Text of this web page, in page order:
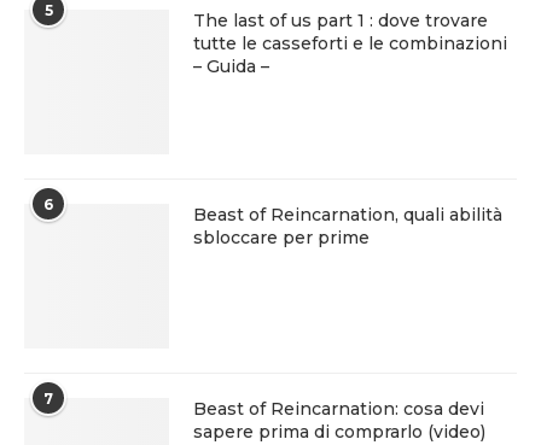
5
The last of us part 1 : dove trovare
tutte le casseforti e le combinazioni
– Guida –
6
Beast of Reincarnation, quali abilità
sbloccare per prime
7
Beast of Reincarnation: cosa devi
sapere prima di comprarlo (video)